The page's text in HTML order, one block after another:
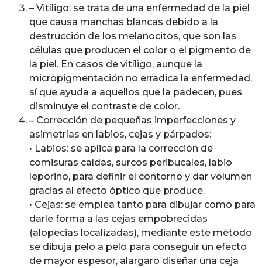
– Vitíligo: se trata de una enfermedad de la piel
que causa manchas blancas debido a la
destrucción de los melanocitos, que son las
células que producen el color o el pigmento de
la piel. En casos de vitíligo, aunque la
micropigmentación no erradica la enfermedad,
sí que ayuda a aquellos que la padecen, pues
disminuye el contraste de color.
– Corrección de pequeñas imperfecciones y
asimetrías en labios, cejas y párpados:
• Labios: se aplica para la corrección de
comisuras caídas, surcos peribucales, labio
leporino, para definir el contorno y dar volumen
gracias al efecto óptico que produce.
• Cejas: se emplea tanto para dibujar como para
darle forma a las cejas empobrecidas
(alopecias localizadas), mediante este método
se dibuja pelo a pelo para conseguir un efecto
de mayor espesor, alargaro diseñar una ceja